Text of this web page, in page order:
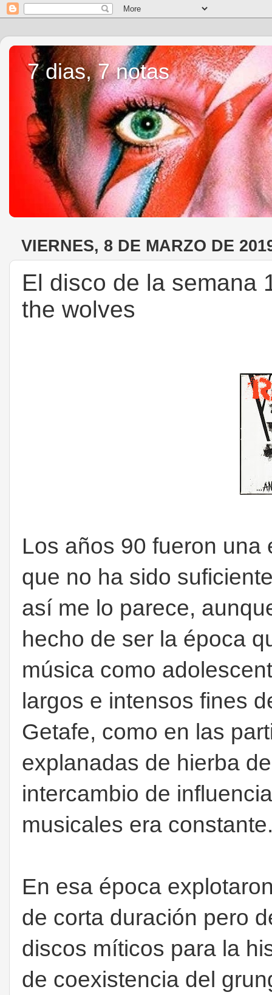
7 dias, 7 notas
VIERNES, 8 DE MARZO DE
El disco de la semana
the wolves
Los años 90 fueron una
que no ha sido
así me lo parece,
hecho de ser la época
música como
largos e intensos fines
Getafe, como en las
explanadas de hierba
intercambio de
musicales era
En esa época
de corta duración pero
discos míticos para la
de coexistencia del